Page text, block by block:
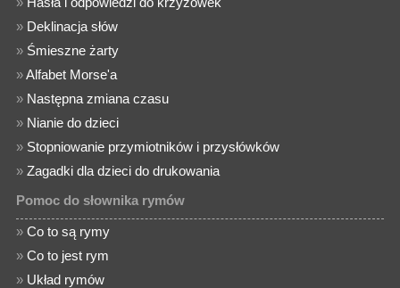
» Deklinacja słów
» Śmieszne żarty
»Alfabet Morse'a
» Następna zmiana czasu
» Nianie do dzieci
» Stopniowanie przymiotników i przysłówków
»Zagadki dla dzieci do drukowania
Pomoc do słownika rymów
»Co to są rymy
»Co to jest rym
» Układ rymów